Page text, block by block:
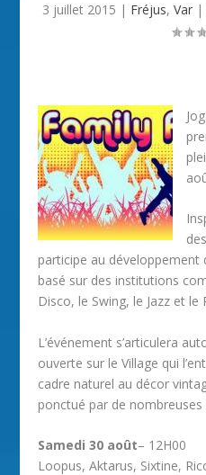
3 juillet 2015 | Fréjus, Var |
participe au développement
basé sur des institutions
Disco, le Swing, le Jazz et le
L’événement s’articulera
ouverte sur le Village qui
cadre naturel au décor
ponctué par de
Samedi 30 août– 12H00
Loopus, Aktarus, Sixtine,